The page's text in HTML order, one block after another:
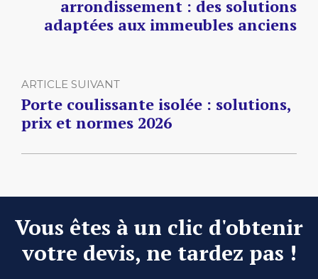
arrondissement : des solutions
adaptées aux immeubles anciens
ARTICLE SUIVANT
Porte coulissante isolée : solutions,
prix et normes 2026
Vous êtes à un clic d'obtenir
votre devis, ne tardez pas !